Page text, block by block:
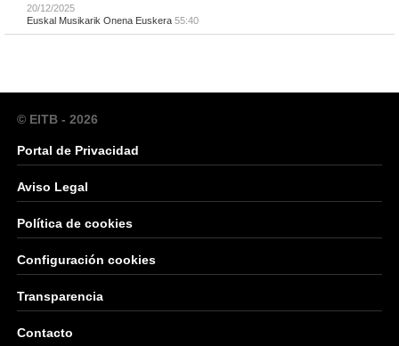
20/12/2025
Euskal Musikarik Onena Euskera 55:40
© EITB - 2026
Portal de Privacidad
Aviso Legal
Política de cookies
Configuración cookies
Transparencia
Contacto